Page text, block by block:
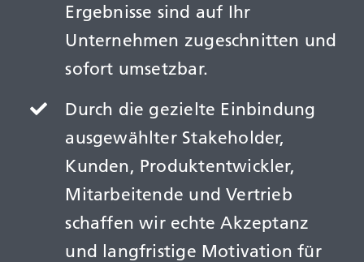
Ergebnisse sind auf Ihr
Unternehmen zugeschnitten und
sofort umsetzbar.
Durch die gezielte Einbindung
ausgewählter Stakeholder,
Kunden, Produktentwickler,
Mitarbeitende und Vertrieb
schaffen wir echte Akzeptanz
und langfristige Motivation für